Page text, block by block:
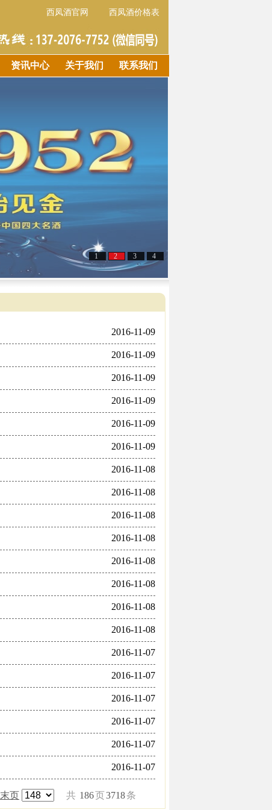
西凤酒官网 西凤酒价格表
资讯中心 关于我们 联系我们
1 2 3 4
2016-11-09
2016-11-09
2016-11-09
2016-11-09
2016-11-09
2016-11-09
2016-11-08
2016-11-08
2016-11-08
2016-11-08
2016-11-08
2016-11-08
2016-11-08
2016-11-08
2016-11-07
2016-11-07
2016-11-07
2016-11-07
2016-11-07
2016-11-07
末页 共 186页3718条